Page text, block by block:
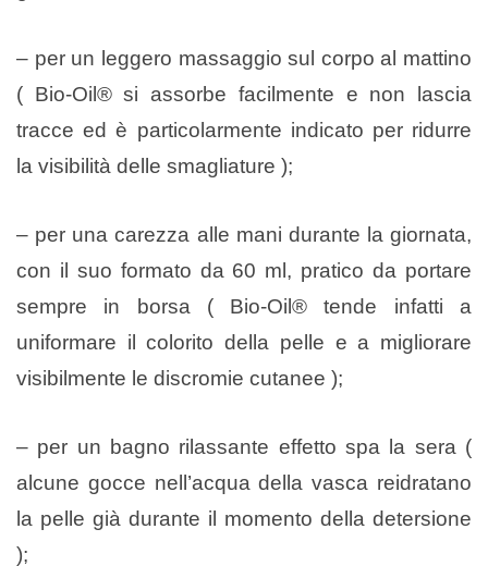
– per un leggero massaggio sul corpo al mattino
( Bio-Oil® si assorbe facilmente e non lascia
tracce ed è particolarmente indicato per ridurre
la visibilità delle smagliature );
– per una carezza alle mani durante la giornata,
con il suo formato da 60 ml, pratico da portare
sempre in borsa ( Bio-Oil® tende infatti a
uniformare il colorito della pelle e a migliorare
visibilmente le discromie cutanee );
– per un bagno rilassante effetto spa la sera (
alcune gocce nell’acqua della vasca reidratano
la pelle già durante il momento della detersione
);